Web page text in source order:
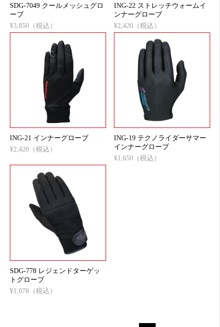
SDG-7049 クールメッシュグロ
ーブ
¥3,850（税込）
ING-22 ストレッチウォームイ
ンナーグローブ
¥2,420（税込）
ING-21 インナーグローブ
¥2,420（税込）
ING-19 テクノライダーサマー
インナーグローブ
¥1,650（税込）
SDG-778 レジェンドターゲッ
トグローブ
¥1,078（税込）